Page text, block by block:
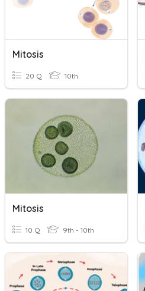
Mitosis
20 Q 10th
Mitosis
10 Q 9th - 10th